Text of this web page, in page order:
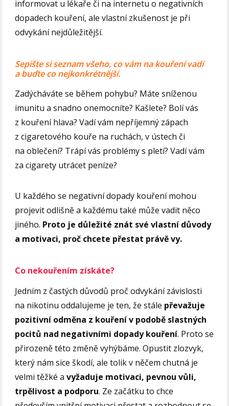
informovat u lékaře či na internetu o negativních
dopadech kouření, ale vlastní zkušenost je při
odvykání nejdůležitější.
Sepište si seznam všeho, co vám na kouření vadí
a buďte co nejkonkrétnější.
Zadýcháváte se během pohybu? Máte sníženou
imunitu a snadno onemocníte? Kašlete? Bolí vás
z kouření hlava? Vadí vám nepříjemný zápach
z cigaretového kouře na ruchách, v ústech či
na oblečení? Trápí vás problémy s pletí? Vadí vám
za cigarety utrácet peníze?
U každého se negativní dopady kouření mohou
projevit odlišně a každému také může vadit něco
jiného. Proto je důležité znát své vlastní důvody
a motivaci, proč chcete přestat právě vy.
Co nekouřením získáte?
Jedním z častých důvodů proč odvykání závislosti
na nikotinu oddalujeme je ten, že stále převažuje
pozitivní odměna z kouření v podobě slastných
pocitů nad negativními dopady kouření. Proto se
přirozeně této změně vyhýbáme. Opustit zlozvyk,
který nám sice škodí, ale tolik v něčem chutná je
velmi těžké avyžaduje motivaci, pevnou vůli,
trpělivost a podporu. Ze začátku to chce